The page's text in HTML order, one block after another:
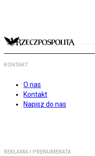
KONTAKT
O nas
Kontakt
Napisz do nas
REKLAMA I PRENUMERATA